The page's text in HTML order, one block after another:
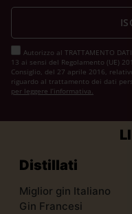
Autorizzo al TRATTAMENTO
13 ai sensi del Regolamento (UE)
Consiglio, del 27 aprile 2016,
riguardo al trattamento dei dati
per leggere l’informativa.
Distillati
Miglior gin Italiano
Gin Francesi